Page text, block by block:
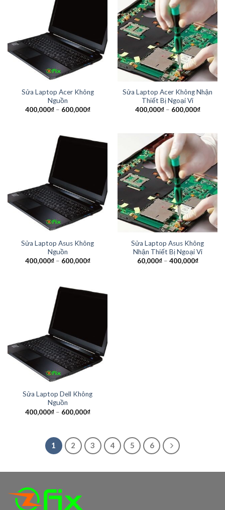
Sửa Laptop Acer Không
Nguồn
400,000₫– 600,000₫
Sửa Laptop Acer Không Nhận
Thiết Bị Ngoại Vi
400,000₫– 600,000₫
Sửa Laptop Asus Không
Nguồn
400,000₫– 600,000₫
Sửa Laptop Asus Không
Nhận Thiết Bị Ngoại Vi
60,000₫– 400,000₫
Sửa Laptop Dell Không
Nguồn
400,000₫– 600,000₫
1 2 3 4 5 6